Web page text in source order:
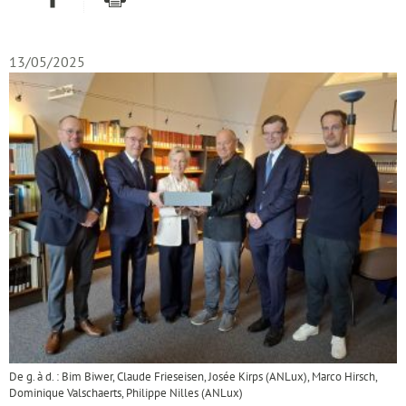
13/05/2025
De g. à d. : Bim Biwer, Claude Frieseisen, Josée Kirps (ANLux), Marco Hirsch,
Dominique Valschaerts, Philippe Nilles (ANLux)